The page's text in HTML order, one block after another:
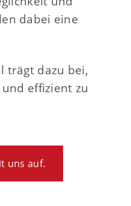
dabei eine
trägt dazu bei,
effizient zu
uns auf.